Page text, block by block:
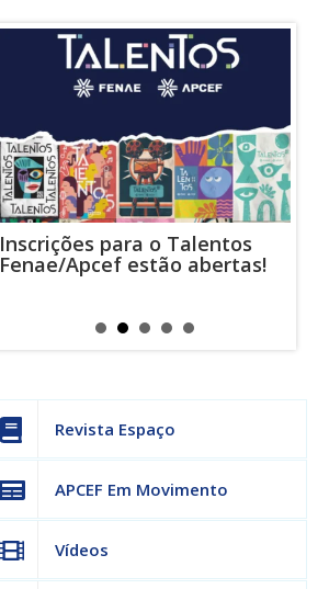
Inscrições para o Talentos
Fenae/Apcef estão abertas!
Revista Espaço
APCEF Em Movimento
Vídeos